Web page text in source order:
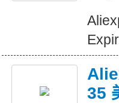
35